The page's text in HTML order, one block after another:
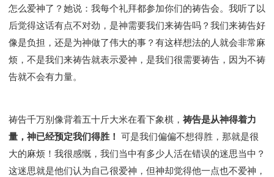
神的愤怒系列
教会系列
智慧愚昧与狂妄
争战系列
信望爱系列
学习系列
时间管理和学习方法
爱神系列
喜乐系列
管理系列
信仰根基系列
命定性格系列
使徒保罗的福音
属灵的世界
耶稣基督的福音
智慧与悟性
从辖制中得自由
怎么爱神了？她说：我每个礼拜都参加你们的祷告会。我听了以
后觉得这话有点不对劲，是神需要我们来祷告吗？我们来祷告好
像是负担，还是为神做了伟大的事？有这样想法的人就会非常麻
烦，不是我们来祷告就表示爱神，是我们很需要祷告，因为不祷
告就不会有力量。
祷告千万别像背着五十斤大米在看下象棋， 祷告是从神得着力
量，神已经预定我们得胜！ 可是我们偏偏不想得胜，那就是很
大的麻烦！我很感慨，我们当中有多少人活在错误的迷思当中？
这迷思就是他们认为自己很爱神，但神却觉得他一点也不爱神，